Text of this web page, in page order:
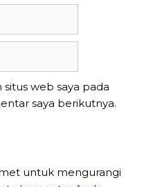
web saya pada
saya berikutnya.
untuk mengurangi